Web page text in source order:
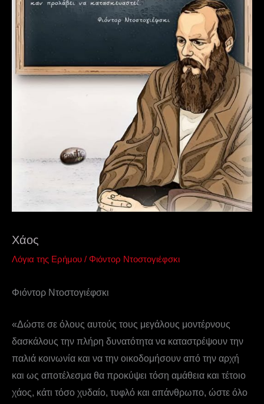
Χάος
Λόγια της Ερήμου / Φιόντορ Ντοστογιέφσκι
Φιόντορ Ντοστογιέφσκι
«Δώστε σε όλους αυτούς τους μεγάλους μοντέρνους
δασκάλους την πλήρη δυνατότητα να καταστρέψουν την
παλιά κοινωνία και να την οικοδομήσουν από την αρχή
και ως αποτέλεσμα θα προκύψει τόση αμάθεια και τέτοιο
χάος, κάτι τόσο χυδαίο, τυφλό και απάνθρωπο, ώστε όλο